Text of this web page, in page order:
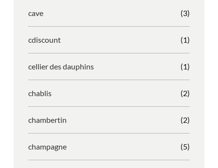
cave (3)
cdiscount (1)
cellier des dauphins (1)
chablis (2)
chambertin (2)
champagne (5)